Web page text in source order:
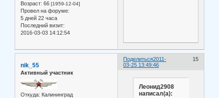
Возраст: 66 [1959-12-04]
Провел на форуме:
5 дней 22 часа
Последний визит:
2016-03-03 14:12:54
Поделиться 15
2011-
03-25 13:49:46
nik_55
Активный участник
Откуда: Калининград
Леонид2908
написал(а):